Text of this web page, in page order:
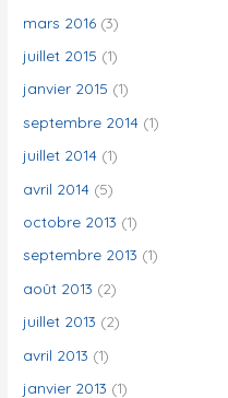
mars 2016 (3)
juillet 2015 (1)
janvier 2015 (1)
septembre 2014 (1)
juillet 2014 (1)
avril 2014 (5)
octobre 2013 (1)
septembre 2013 (1)
août 2013 (2)
juillet 2013 (2)
avril 2013 (1)
janvier 2013 (1)